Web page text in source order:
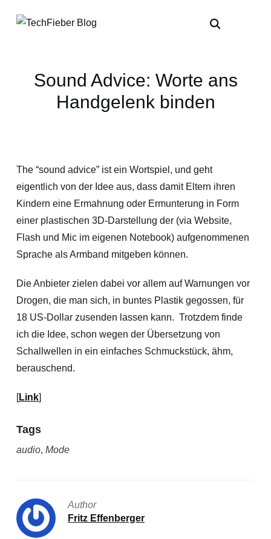
Sound Advice: Worte ans
Handgelenk binden
The “sound advice” ist ein Wortspiel, und geht
eigentlich von der Idee aus, dass damit Eltern ihren
Kindern eine Ermahnung oder Ermunterung in Form
einer plastischen 3D-Darstellung der (via Website,
Flash und Mic im eigenen Notebook) aufgenommenen
Sprache als Armband mitgeben können.
Die Anbieter zielen dabei vor allem auf Warnungen vor
Drogen, die man sich, in buntes Plastik gegossen, für
18 US-Dollar zusenden lassen kann. Trotzdem finde
ich die Idee, schon wegen der Übersetzung von
Schallwellen in ein einfaches Schmuckstück, ähm,
berauschend.
[Link]
Tags
audio, Mode
Author
Fritz Effenberger